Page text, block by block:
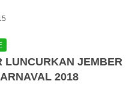
LUNCURKAN JEMBER
2018